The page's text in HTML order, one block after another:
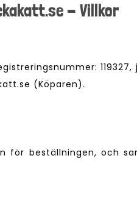
- Villkor
(Köparen).
för beställningen, och